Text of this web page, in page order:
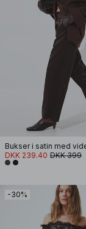
DKK 239.40 DKK 399
-30%